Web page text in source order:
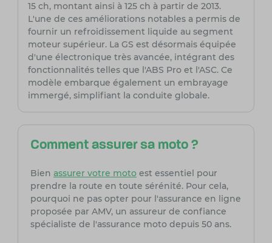
15 ch, montant ainsi à 125 ch à partir de 2013.
L'une de ces améliorations notables a permis de
fournir un refroidissement liquide au segment
moteur supérieur. La GS est désormais équipée
d'une électronique très avancée, intégrant des
fonctionnalités telles que l'ABS Pro et l'ASC. Ce
modèle embarque également un embrayage
immergé, simplifiant la conduite globale.
Comment assurer sa moto ?
Bien assurer votre motoest essentiel pour
prendre la route en toute sérénité. Pour cela,
pourquoi ne pas opter pour l'assurance en ligne
proposée par AMV, un assureur de confiance
spécialiste de l'assurance moto depuis 50 ans.